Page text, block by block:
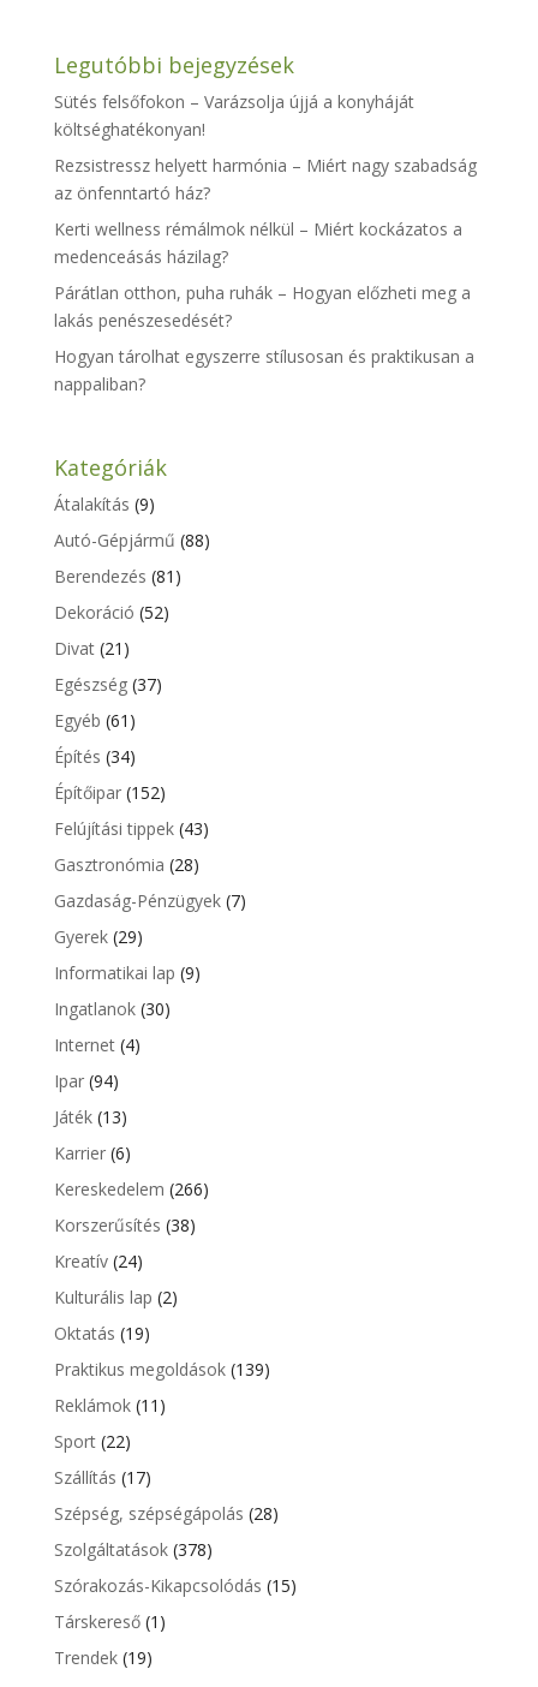
Legutóbbi bejegyzések
Sütés felsőfokon – Varázsolja újjá a konyháját
költséghatékonyan!
Rezsistressz helyett harmónia – Miért nagy szabadság
az önfenntartó ház?
Kerti wellness rémálmok nélkül – Miért kockázatos a
medenceásás házilag?
Párátlan otthon, puha ruhák – Hogyan előzheti meg a
lakás penészesedését?
Hogyan tárolhat egyszerre stílusosan és praktikusan a
nappaliban?
Kategóriák
Átalakítás (9)
Autó-Gépjármű (88)
Berendezés (81)
Dekoráció (52)
Divat(21)
Egészség(37)
Egyéb (61)
Építés (34)
Építőipar(152)
Felújítási tippek(43)
Gasztronómia (28)
Gazdaság-Pénzügyek(7)
Gyerek(29)
Informatikai lap (9)
Ingatlanok(30)
Internet(4)
Ipar(94)
Játék(13)
Karrier(6)
Kereskedelem (266)
Korszerűsítés (38)
Kreatív(24)
Kulturális lap (2)
Oktatás (19)
Praktikus megoldások(139)
Reklámok(11)
Sport(22)
Szállítás (17)
Szépség, szépségápolás (28)
Szolgáltatások(378)
Szórakozás-Kikapcsolódás (15)
Társkereső(1)
Trendek(19)